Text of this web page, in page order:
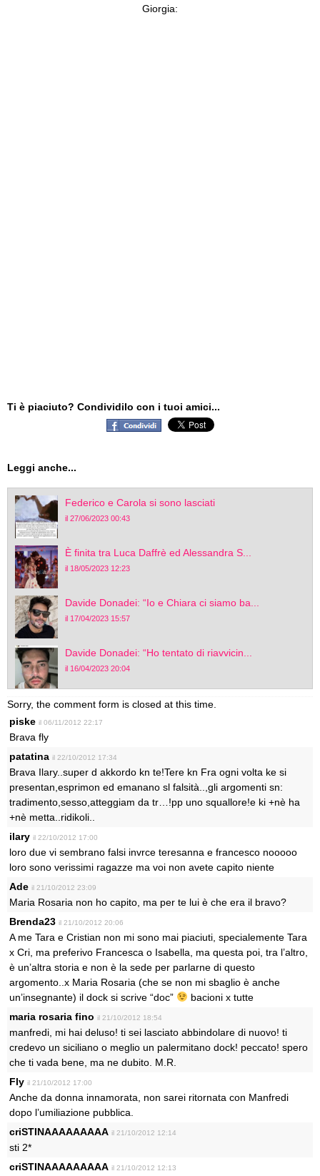
Giorgia:
Ti è piaciuto? Condividilo con i tuoi amici...
Leggi anche...
Federico e Carola si sono lasciati
il 27/06/2023 00:43
È finita tra Luca Daffrè ed Alessandra S...
il 18/05/2023 12:23
Davide Donadei: “Io e Chiara ci siamo ba...
il 17/04/2023 15:57
Davide Donadei: “Ho tentato di riavvicin...
il 16/04/2023 20:04
Sorry, the comment form is closed at this time.
piske il 06/11/2012 22:17
Brava fly
patatina il 22/10/2012 17:34
Brava Ilary..super d akkordo kn te!Tere kn Fra ogni volta ke si
presentan,esprimon ed emanano sl falsità..,gli argomenti sn:
tradimento,sesso,atteggiam da tr…!pp uno squallore!e ki +nè ha
+nè metta..ridikoli..
ilary il 22/10/2012 17:00
loro due vi sembrano falsi invrce teresanna e francesco nooooo
loro sono verissimi ragazze ma voi non avete capito niente
Ade il 21/10/2012 23:09
Maria Rosaria non ho capito, ma per te lui è che era il bravo?
Brenda23 il 21/10/2012 20:06
A me Tara e Cristian non mi sono mai piaciuti, specialemente Tara
x Cri, ma preferivo Francesca o Isabella, ma questa poi, tra l’altro,
è un’altra storia e non è la sede per parlarne di questo
argomento..x Maria Rosaria (che se non mi sbaglio è anche
un’insegnante) il dock si scrive “doc”
bacioni x tutte
maria rosaria fino il 21/10/2012 18:54
manfredi, mi hai deluso! ti sei lasciato abbindolare di nuovo! ti
credevo un siciliano o meglio un palermitano dock! peccato! spero
che ti vada bene, ma ne dubito. M.R.
Fly il 21/10/2012 17:00
Anche da donna innamorata, non sarei ritornata con Manfredi
dopo l’umiliazione pubblica.
criSTINAAAAAAAAA il 21/10/2012 12:14
sti 2*
criSTINAAAAAAAAA il 21/10/2012 12:13